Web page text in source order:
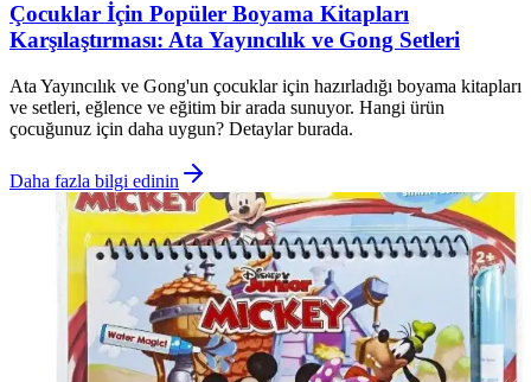
Çocuklar İçin Popüler Boyama Kitapları
Karşılaştırması: Ata Yayıncılık ve Gong Setleri
Ata Yayıncılık ve Gong'un çocuklar için hazırladığı boyama kitapları
ve setleri, eğlence ve eğitim bir arada sunuyor. Hangi ürün
çocuğunuz için daha uygun? Detaylar burada.
Daha fazla bilgi edinin